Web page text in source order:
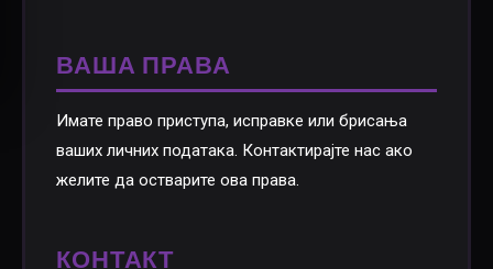
ВАША ПРАВА
Имате право приступа, исправке или брисања
ваших личних података. Контактирајте нас ако
желите да остварите ова права.
КОНТАКТ